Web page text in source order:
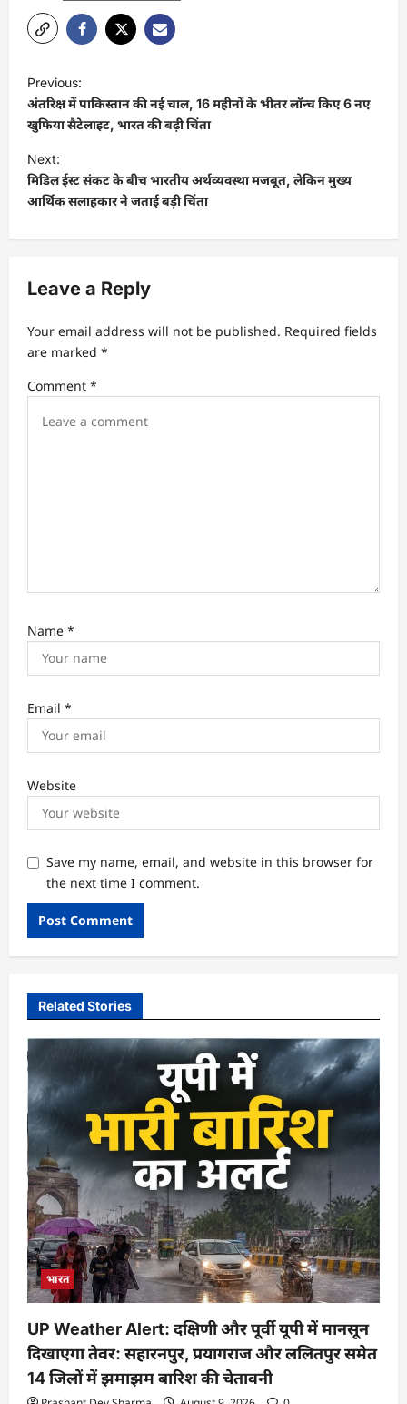
Previous:
अंतरिक्ष में पाकिस्तान की नई चाल, 16 महीनों के भीतर लॉन्च किए 6 नए
खुफिया सैटेलाइट, भारत की बढ़ी चिंता
Next:
मिडिल ईस्ट संकट के बीच भारतीय अर्थव्यवस्था मजबूत, लेकिन मुख्य
आर्थिक सलाहकार ने जताई बड़ी चिंता
Leave a Reply
Your email address will not be published. Required fields
are marked *
Comment *
Name *
Email *
Website
Save my name, email, and website in this browser for
the next time I comment.
Related Stories
भारत
UP Weather Alert: दक्षिणी और पूर्वी यूपी में मानसून
दिखाएगा तेवर: सहारनपुर, प्रयागराज और ललितपुर समेत
14 जिलों में झमाझम बारिश की चेतावनी